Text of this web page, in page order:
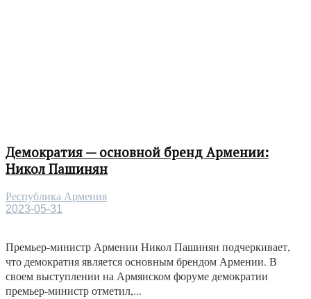
Демократия — основной бренд Армении:
Никол Пашинян
Республика Армения
2023-05-31
Премьер-министр Армении Никол Пашинян подчеркивает,
что демократия является основным брендом Армении. В
своем выступлении на Армянском форуме демократии
премьер-министр отметил,...